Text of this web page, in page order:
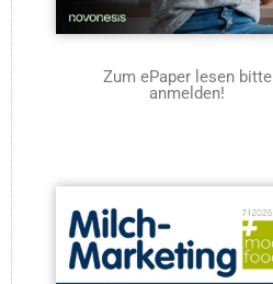
Zum ePaper lesen bitte
anmelden!